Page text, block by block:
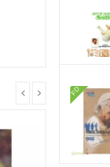
FD